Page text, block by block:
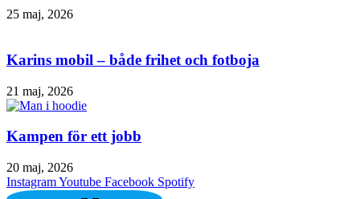
25 maj, 2026
Karins mobil – både frihet och fotboja
21 maj, 2026
Kampen för ett jobb
20 maj, 2026
InstagramYoutube Facebook Spotify